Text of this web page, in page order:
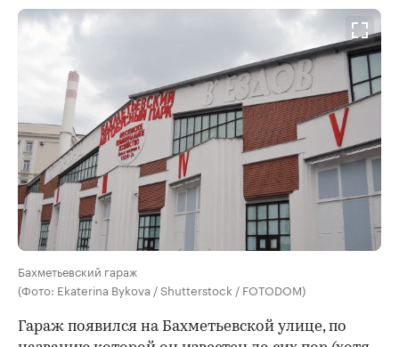
Бахметьевский гараж
(Фото: Ekaterina Bykova / Shutterstock / FOTODOM)
Гараж появился на Бахметьевской улице, по